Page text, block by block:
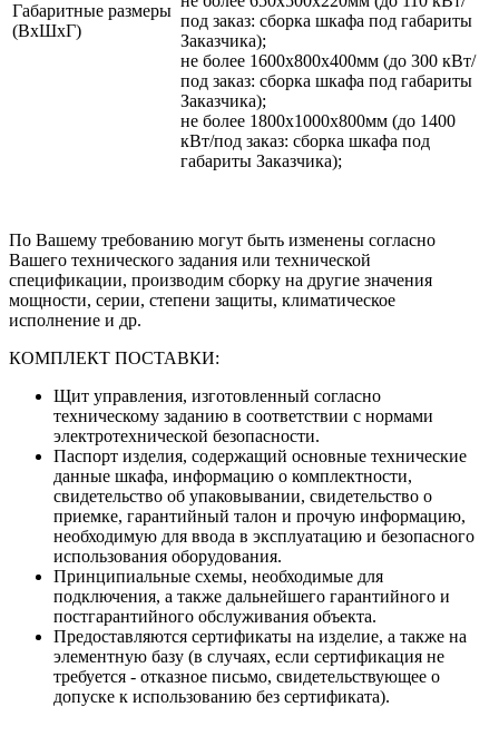
Габаритные размеры
(ВхШхГ)
под заказ: сборка шкафа под габариты
Заказчика);
не более 1600х800х400мм (до 300 кВт/
под заказ: сборка шкафа под габариты
Заказчика);
не более 1800х1000х800мм (до 1400
кВт/под заказ: сборка шкафа под
габариты Заказчика);
По Вашему требованию могут быть изменены согласно
Вашего технического задания или технической
спецификации, производим сборку на другие значения
мощности, серии, степени защиты, климатическое
исполнение и др.
КОМПЛЕКТ ПОСТАВКИ:
Щит управления, изготовленный согласно
техническому заданию в соответствии с нормами
электротехнической безопасности.
Паспорт изделия, содержащий основные технические
данные шкафа, информацию о комплектности,
свидетельство об упаковывании, свидетельство о
приемке, гарантийный талон и прочую информацию,
необходимую для ввода в эксплуатацию и безопасного
использования оборудования.
Принципиальные схемы, необходимые для
подключения, а также дальнейшего гарантийного и
постгарантийного обслуживания объекта.
Предоставляются сертификаты на изделие, а также на
элементную базу (в случаях, если сертификация не
требуется - отказное письмо, свидетельствующее о
допуске к использованию без сертификата).